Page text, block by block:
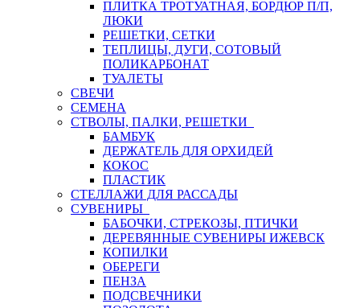
ПЛИТКА ТРОТУАТНАЯ, БОРДЮР П/П,
ЛЮКИ
РЕШЕТКИ, СЕТКИ
ТЕПЛИЦЫ, ДУГИ, СОТОВЫЙ
ПОЛИКАРБОНАТ
ТУАЛЕТЫ
СВЕЧИ
СЕМЕНА
СТВОЛЫ, ПАЛКИ, РЕШЕТКИ
БАМБУК
ДЕРЖАТЕЛЬ ДЛЯ ОРХИДЕЙ
КОКОС
ПЛАСТИК
СТЕЛЛАЖИ ДЛЯ РАССАДЫ
СУВЕНИРЫ
БАБОЧКИ, СТРЕКОЗЫ, ПТИЧКИ
ДЕРЕВЯННЫЕ СУВЕНИРЫ ИЖЕВСК
КОПИЛКИ
ОБЕРЕГИ
ПЕНЗА
ПОДСВЕЧНИКИ